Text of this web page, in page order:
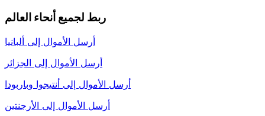
ربط لجميع أنحاء العالم
أرسل الأموال إلى ألبانيا
أرسل الأموال إلى الجزائر
أرسل الأموال إلى أنتيجوا وباربودا
أرسل الأموال إلى الأرجنتين